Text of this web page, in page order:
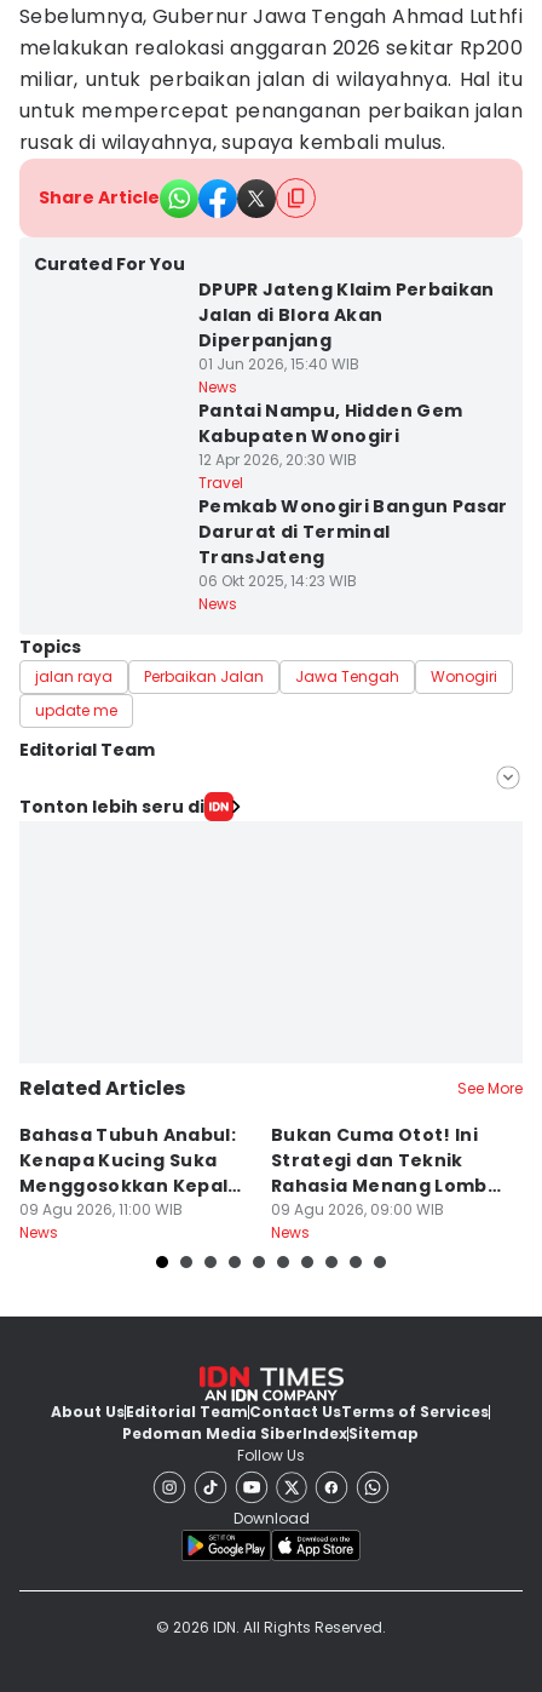
Sebelumnya, Gubernur Jawa Tengah Ahmad Luthfi
melakukan realokasi anggaran 2026 sekitar Rp200
miliar, untuk perbaikan jalan di wilayahnya. Hal itu
untuk mempercepat penanganan perbaikan jalan
rusak di wilayahnya, supaya kembali mulus.
Share Article
Curated For You
DPUPR Jateng Klaim Perbaikan
Jalan di Blora Akan
Diperpanjang
01 Jun 2026, 15:40 WIB
News
Pantai Nampu, Hidden Gem
Kabupaten Wonogiri
12 Apr 2026, 20:30 WIB
Travel
Pemkab Wonogiri Bangun Pasar
Darurat di Terminal
TransJateng
06 Okt 2025, 14:23 WIB
News
Topics
jalan raya Perbaikan Jalan Jawa Tengah
Wonogiri
update me
Editorial Team
Editor
Tonton lebih seru di
Related Articles See More
Bahasa Tubuh Anabul:
Kenapa Kucing Suka
Menggosokkan Kepala
ke Kaki Kita?
09 Agu 2026, 11:00 WIB
News
Bukan Cuma Otot! Ini
Strategi dan Teknik
Rahasia Menang Lomba
Panjat Pinang
09 Agu 2026, 09:00 WIB
News
About UsEditorial TeamContact UsTerms of Services
Pedoman Media SiberIndexSitemap
Follow Us
Download
© 2026 IDN. All Rights Reserved.